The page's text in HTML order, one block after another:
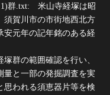
1)群.txt: 米山寺経塚は昭
須賀川市の市街地西北方
安元年の記年銘のある経
群の範囲確認を行い、
量と一部の発掘調査を実
思われる須恵器片等を検